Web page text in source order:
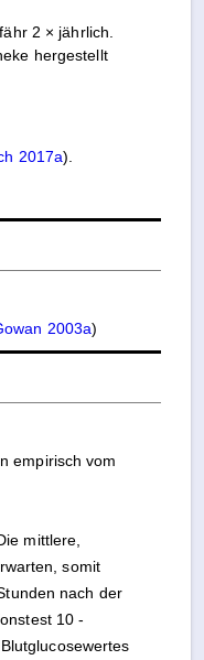
2 × jährlich.
hergestellt
2017a).
2003a)
empirisch vom
mittlere,
somit
nach der
10 -